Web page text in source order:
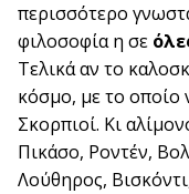
περισσότερο
φιλοσοφία η σε
Τελικά αν το
κόσμο, με το οποίο
Σκορπιοί. Κι
Πικάσο, Ροντέν,
Λούθηρος,